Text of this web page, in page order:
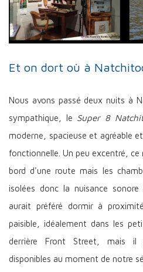
Et on dort où à
Nous avons passé deux nuits à
sympathique, le Super 8
moderne, spacieuse et agréable
fonctionnelle. Un peu excentré,
bord d'une route mais les
isolées donc la nuisance
aurait préféré dormir à
paisible, idéalement dans les
derrière Front Street, mais
disponibles au moment de notre